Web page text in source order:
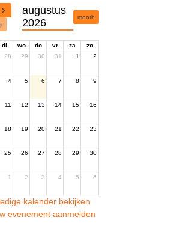
augustus
2026
month
di wo do vr za
zo
28 29 30 31 1 2
4 5 6 7 8 9
11 12 13 14 15 16
18 19 20 21 22 23
25 26 27 28 29 30
1 2 3 4 5 6
kalender bekijken
evenement aanmelden